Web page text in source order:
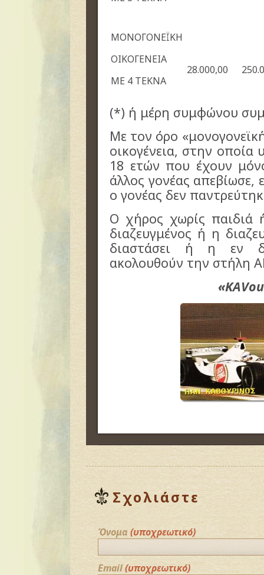
ΜΟΝΟΓΟΝΕΪΚΗ
ΟΙΚΟΓΕΝΕΙΑ
ΜΕ 4 ΤΕΚΝΑ
28.000,00
(*) ή μέρη συμφώνου
Με τον όρο
οικογένεια, στην
18 ετών που έχουν
άλλος γονέας απεβίωσε,
ο γονέας δεν
Ο χήρος χωρίς παιδιά
διαζευγμένος ή η
διαστάσει ή η εν
ακολουθούν την στήλη
«
Σχολιάστε
Όνομα (υποχρεωτικό)
Email(υποχρεωτικό)